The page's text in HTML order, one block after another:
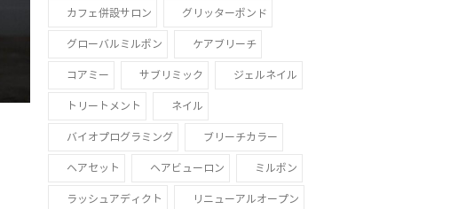
カフェ併設サロン グリッターボンド
グローバルミルボン ケアブリーチ
コアミー サブリミック ジェルネイル
トリートメント ネイル
バイオプログラミング ブリーチカラー
ヘアセット ヘアビューロン ミルボン
ラッシュアディクト リニューアルオープン